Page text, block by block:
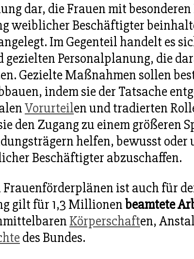
dar, die Frauen mit
weiblicher Beschäftigter
Im Gegenteil handelt es
Personalplanung, die
Gezielte Maßnahmen sollen
indem sie der Tatsache
Vorurteilen und tradierten
den Zugang zu einem größeren
helfen, bewusst
Beschäftigter abzuschaffen.
ist auch für
gilt für 1,3 Millionenbeamtete
Körperschaften,
des Bundes.